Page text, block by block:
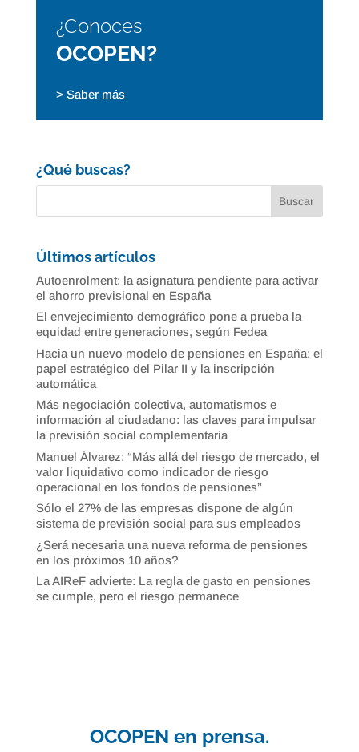
¿Conoces
OCOPEN?
> Saber más
¿Qué buscas?
Últimos artículos
Autoenrolment: la asignatura pendiente para activar
el ahorro previsional en España
El envejecimiento demográfico pone a prueba la
equidad entre generaciones, según Fedea
Hacia un nuevo modelo de pensiones en España: el
papel estratégico del Pilar II y la inscripción
automática
Más negociación colectiva, automatismos e
información al ciudadano: las claves para impulsar
la previsión social complementaria
Manuel Álvarez: “Más allá del riesgo de mercado, el
valor liquidativo como indicador de riesgo
operacional en los fondos de pensiones”
Sólo el 27% de las empresas dispone de algún
sistema de previsión social para sus empleados
¿Será necesaria una nueva reforma de pensiones
en los próximos 10 años?
La AIReF advierte: La regla de gasto en pensiones
se cumple, pero el riesgo permanece
OCOPEN en prensa.